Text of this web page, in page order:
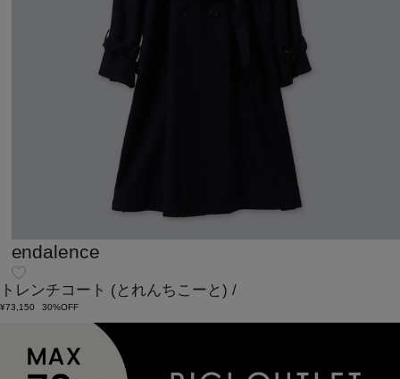
endalence
トレンチコート (とれんちこーと) /
¥73,150 30%OFF